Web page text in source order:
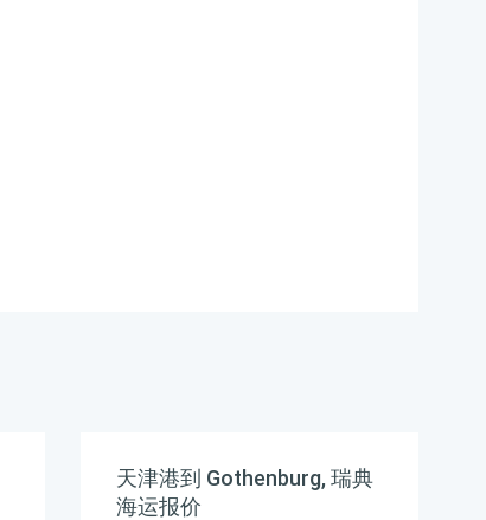
天津港到 Gothenburg, 瑞典
海运报价